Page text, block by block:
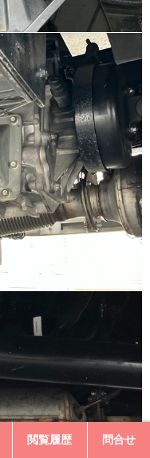
閲覧履歴 問合せ